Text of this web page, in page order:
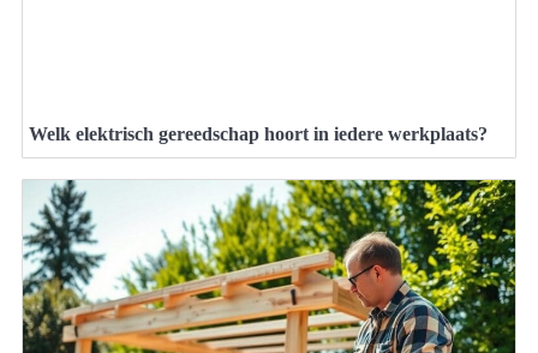
Welk elektrisch gereedschap hoort in iedere werkplaats?